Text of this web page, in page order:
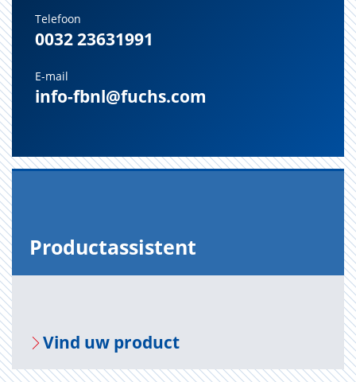
Telefoon
0032 23631991
E-mail
info-fbnl@fuchs.com
Pro­duct­as­sis­tent
Vind uw pro­duct